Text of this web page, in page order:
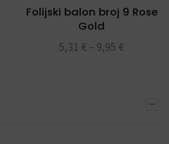
Folijski balon broj 9 Rose
Gold
5,31 € – 9,95 €